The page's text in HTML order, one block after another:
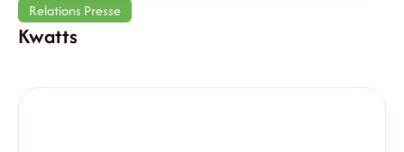
Relations Presse
Kwatts